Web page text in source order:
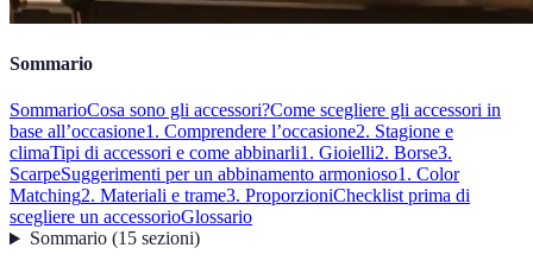
Sommario
SommarioCosa sono gli accessori?Come scegliere gli accessori in
base all’occasione1. Comprendere l’occasione2. Stagione e
climaTipi di accessori e come abbinarli1. Gioielli2. Borse3.
ScarpeSuggerimenti per un abbinamento armonioso1. Color
Matching2. Materiali e trame3. ProporzioniChecklist prima di
scegliere un accessorioGlossario
Sommario(15 sezioni)